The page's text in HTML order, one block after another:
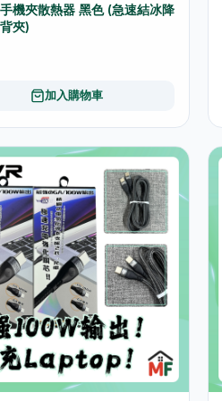
機夾散熱器 黑色 (急速結冰降
夾)
加入購物車